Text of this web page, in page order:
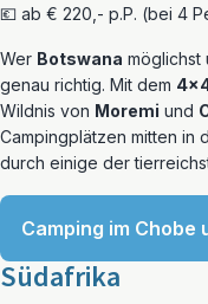
💶 ab € 220,- p.P. (bei 4
Wer Botswana möglichst
genau richtig. Mit dem
Wildnis von Moremi und
Campingplätzen mitten in
durch einige der
Camping im Chobe
Südafrika